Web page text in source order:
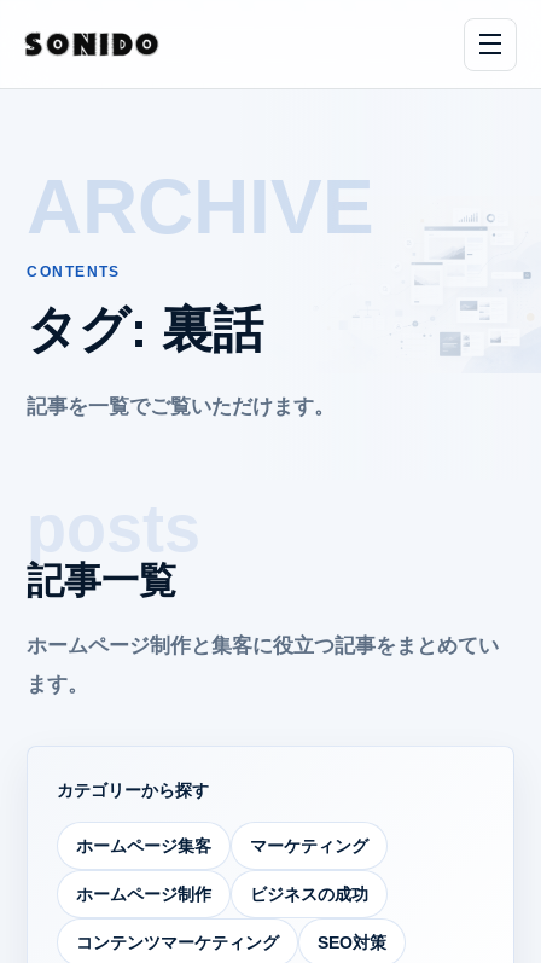
ARCHIVE
CONTENTS
タグ:裏話
記事を一覧でご覧いただけます。
記事一覧
ホームページ制作と集客に役立つ記事をまとめてい
ます。
カテゴリーから探す
ホームページ集客 マーケティング
ホームページ制作 ビジネスの成功
コンテンツマーケティング SEO対策